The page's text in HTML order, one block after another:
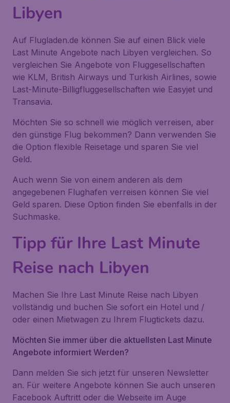
Libyen
Auf Flugladen.de können Sie auf einen Blick viele
Last Minute Angebote nach Libyen vergleichen. So
vergleichen Sie Angebote von Fluggesellschaften
wie KLM, British Airways und Turkish Airlines, sowie
Last-Minute-Billigfluggesellschaften wie Easyjet und
Transavia.
Möchten Sie so schnell wie möglich verreisen, aber
den günstige Flug bekommen? Dann verwenden Sie
die Option flexible Reisetage und sparen Sie viel
Geld.
Auch wenn Sie von einem anderen als dem
angegebenen Flughafen verreisen können Sie viel
Geld sparen. Diese Option finden Sie ebenfalls in der
Suchmaske.
Tipp für Ihre Last Minute
Reise nach Libyen
Machen Sie Ihre Last Minute Reise nach Libyen
vollständig und buchen Sie sofort ein Hotel und /
oder einen Mietwagen zu Ihrem Flugtickets dazu.
Möchten Sie immer über die aktuellsten Last Minute
Angebote informiert Werden?
Dann melden Sie sich jetzt für unseren Newsletter
an. Für weitere Angebote können Sie auch unseren
Facebook Auftritt oder die Webseite im Auge